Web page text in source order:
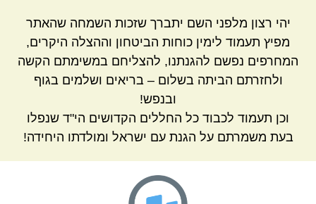
יהי רצון מלפני השם יתברך שזכות השמחה שהאתר
מפיץ תעמוד לימין כוחות הביטחון וההצלה היקרים,
המחרפים נפשם להגנתנו, להצליחם במשימתם הקשה
ולחזרתם הביתה בשלום – בריאים ושלמים בגוף
ובנפש!
וכן תעמוד לכבוד כל החללים הקדושים הי"ד שנפלו
בעת משמרתם על הגנת עם ישראל ומולדתו היחידה!